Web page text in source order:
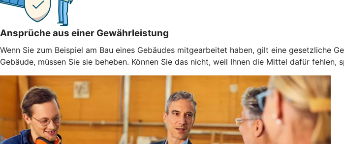
Ansprüche aus einer Gewährleistung
Wenn Sie zum Beispiel am Bau eines Gebäudes mitgearbeitet haben, gilt eine gesetzliche
Gebäude, müssen Sie sie beheben. Können Sie das nicht, weil Ihnen die Mittel dafür fehlen,